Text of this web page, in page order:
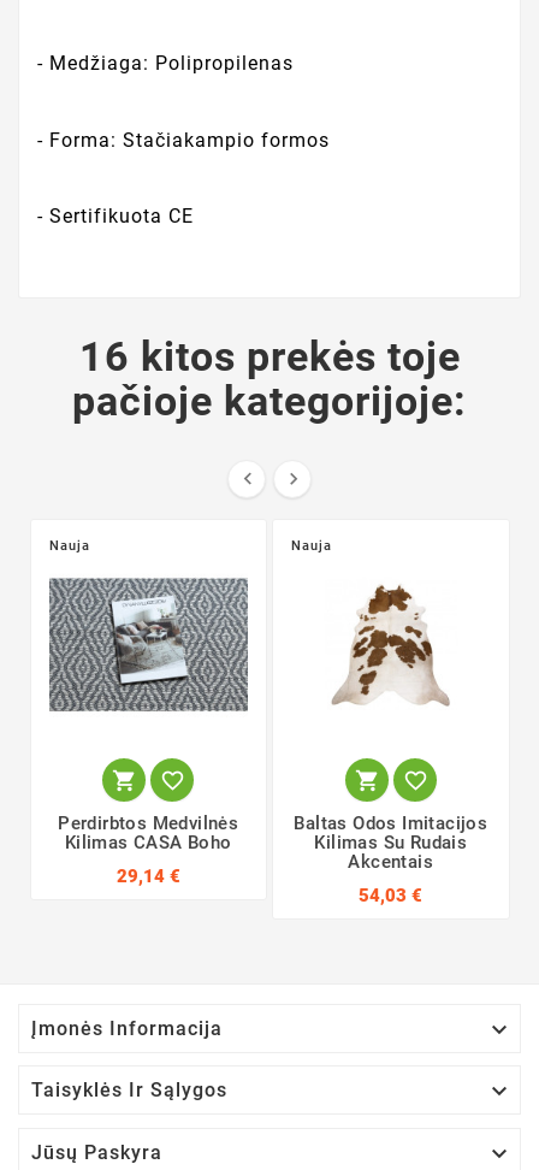
- Medžiaga: Polipropilenas
- Forma: Stačiakampio formos
- Sertifikuota CE
16 kitos prekės toje
pačioje kategorijoje:
 
Nauja
 
Perdirbtos Medvilnės
Kilimas CASA Boho
29,14 €
Nauja
 
Baltas Odos Imitacijos
Kilimas Su Rudais
Akcentais
54,03 €
Įmonės Informacija 
Taisyklės Ir Sąlygos 
Jūsų Paskyra 